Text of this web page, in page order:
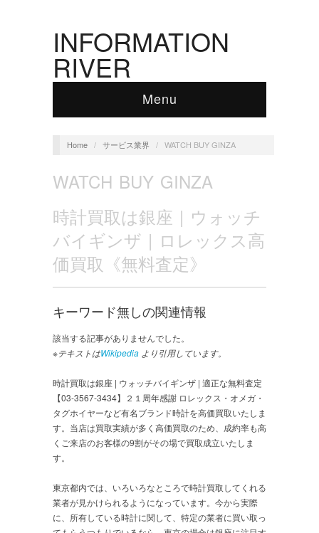
INFORMATION
RIVER
Menu
Home / サービス業界 / WATCH BUY GINZA
WATCH BUY GINZA
時計買取は銀座 | ウォッチ
バイギンザ | ロレックス高
価買取《無料査定》
キーワード無しの関連情報
該当する記事がありませんでした。
※テキストはWikipedia より引用しています。
時計買取は銀座 | ウォッチバイギンザ | 適正な無料査定
【03-3567-3434】２１周年感謝 ロレックス・オメガ・
タグホイヤーなど有名ブランド時計を高価買取いたしま
す。当店は買取実績が多く高価買取のため、成約率も高
くご来店のお客様の9割がその場で買取成立いたしま
す。
東京都内では、いろいろなところで時計買取してくれる
業者が見かけられるようになっています。今から実際
に、所有している時計に関して、特定の業者に買い取っ